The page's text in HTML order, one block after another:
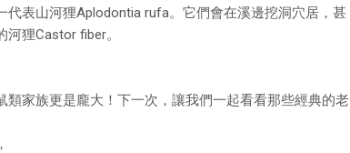
表山河狸Aplodontia rufa。它們會在溪邊挖洞穴居，甚
狸Castor fiber。
家族更是龐大！下一次，讓我們一起看看那些經典的老